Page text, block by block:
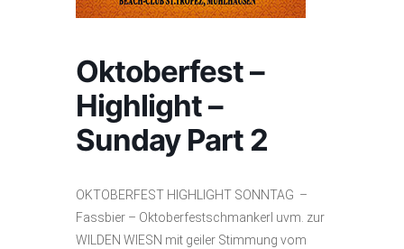
Oktoberfest –
Highlight –
Sunday Part 2
OKTOBERFEST HIGHLIGHT SONNTAG –
Fassbier – Oktoberfestschmankerl uvm. zur
WILDEN WIESN mit geiler Stimmung vom